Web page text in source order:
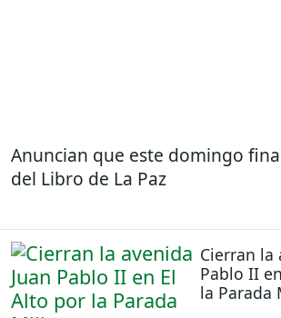
Anuncian que este domingo
del Libro de La Paz
Cierran la
Pablo II
la Parada